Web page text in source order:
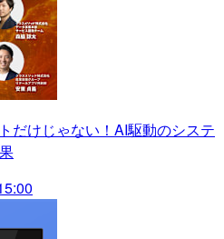
だけじゃない！AI駆動のシステ